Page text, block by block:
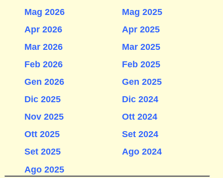
Mag 2026
Apr 2026
Mar 2026
Feb 2026
Gen 2026
Dic 2025
Nov 2025
Ott 2025
Set 2025
Ago 2025
Mag 2025
Apr 2025
Mar 2025
Feb 2025
Gen 2025
Dic 2024
Ott 2024
Set 2024
Ago 2024